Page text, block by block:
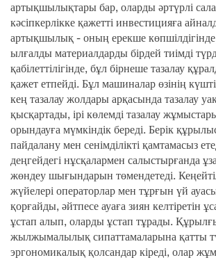
артықшылықтары бар, оларды әртүрлі
кәсіпкерлікке қажетті инвестицияға
артықшылық - оның ерекше
ылғалды материалдарды бірдей тиімді
қабілеттілігінде, бұл бірнеше тазалау
қажет етпейді. Бұл машиналар өзінің
кең тазалау жолдары арқасында тазалау
қысқартады, ірі көлемді тазалау
орындауға мүмкіндік береді. Берік
пайдалану мен сенімділікті қамтамасыз
деңгейдегі нұсқалармен салыстырғанда
жөндеу шығындарын төмендетеді.
жүйелері операторлар мен тұрғын үй
қорғайды, әйтпесе ауаға зиян келтіретін
ұстап алып, оларды ұстап тұрады.
жылжымалылық сипаттамаларына қатты
эргономикалық қолсандар кіреді, олар